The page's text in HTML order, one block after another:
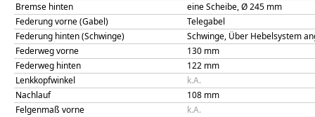
Bremse hinten
eine Scheibe, Ø 245 mm
Federung vorne (Gabel)
Telegabel
Federung hinten (Schwinge)
Schwinge, Über Hebelsystem
Federweg vorne
130 mm
Federweg hinten
122 mm
Lenkkopfwinkel
k.A.
Nachlauf
108 mm
Felgenmaß vorne
k.A.